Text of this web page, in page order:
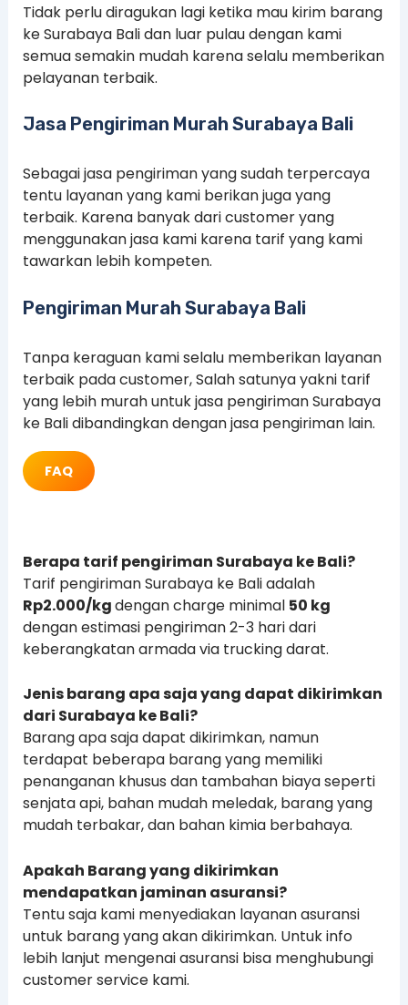
Tidak perlu diragukan lagi ketika mau kirim barang
ke Surabaya Bali dan luar pulau dengan kami
semua semakin mudah karena selalu memberikan
pelayanan terbaik.
Jasa Pengiriman Murah Surabaya Bali
Sebagai jasa pengiriman yang sudah terpercaya
tentu layanan yang kami berikan juga yang
terbaik. Karena banyak dari customer yang
menggunakan jasa kami karena tarif yang kami
tawarkan lebih kompeten.
Pengiriman Murah Surabaya Bali
Tanpa keraguan kami selalu memberikan layanan
terbaik pada customer, Salah satunya yakni tarif
yang lebih murah untuk jasa pengiriman Surabaya
ke Bali dibandingkan dengan jasa pengiriman lain.
FAQ
Berapa tarif pengiriman Surabaya ke Bali?
Tarif pengiriman Surabaya ke Bali adalah
Rp2.000/kgdengan charge minimal 50 kg
dengan estimasi pengiriman 2-3 hari dari
keberangkatan armada via trucking darat.
Jenis barang apa saja yang dapat dikirimkan
dari Surabaya ke Bali?
Barang apa saja dapat dikirimkan, namun
terdapat beberapa barang yang memiliki
penanganan khusus dan tambahan biaya seperti
senjata api, bahan mudah meledak, barang yang
mudah terbakar, dan bahan kimia berbahaya.
Apakah Barang yang dikirimkan
mendapatkan jaminan asuransi?
Tentu saja kami menyediakan layanan asuransi
untuk barang yang akan dikirimkan. Untuk info
lebih lanjut mengenai asuransi bisa menghubungi
customer service kami.